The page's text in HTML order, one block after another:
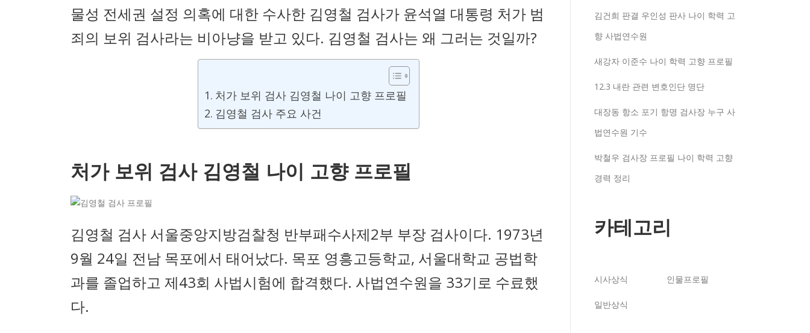
물성 전세권 설정 의혹에 대한 수사한 김영철 검사가 윤석열 대통령 처가 범
죄의 보위 검사라는 비아냥을 받고 있다. 김영철 검사는 왜 그러는 것일까?
처가 보위 검사 김영철 나이 고향 프로필
김영철 검사 주요 사건
처가 보위 검사 김영철 나이 고향 프로필
김영철 검사 서울중앙지방검찰청 반부패수사제2부 부장 검사이다. 1973년
9월 24일 전남 목포에서 태어났다. 목포 영흥고등학교, 서울대학교 공법학
과를 졸업하고 제43회 사법시험에 합격했다. 사법연수원을 33기로 수료했
다.
김건희 판결 우인성 판사 나이 학력 고
향 사법연수원
새강자 이준수 나이 학력 고향 프로필
12.3 내란 관련 변호인단 명단
대장동 항소 포기 항명 검사장 누구 사
법연수원 기수
박철우 검사장 프로필 나이 학력 고향
경력 정리
카테고리
시사상식 인물프로필
일반상식